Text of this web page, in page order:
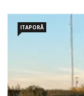
ITAPORÃ